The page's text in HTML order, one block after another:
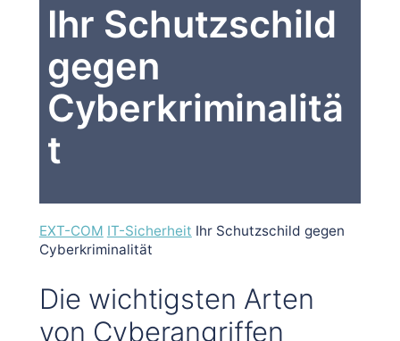
Ihr Schutzschild
gegen
Cyberkriminalitä
t
EXT-COM IT-Sicherheit Ihr Schutzschild gegen
Cyberkriminalität
Die wichtigsten Arten
von Cyberangriffen